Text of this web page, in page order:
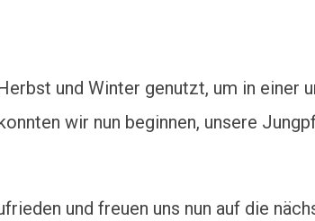
und Winter genutzt, um in einer
wir nun beginnen, unsere
und freuen uns nun auf die